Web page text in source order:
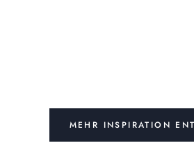
MEHR INSPIRATION